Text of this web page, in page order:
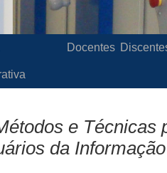
Docentes
e Técnicas
da Informação